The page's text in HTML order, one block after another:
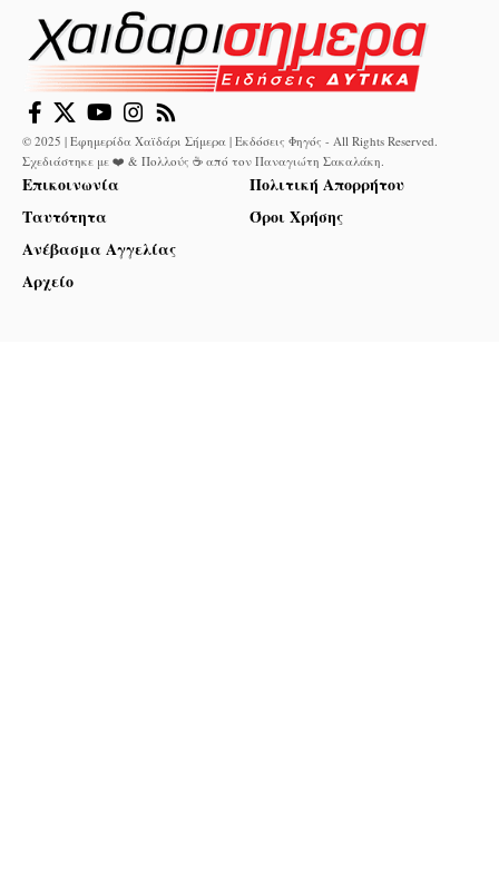
© 2025 | Εφημερίδα Χαϊδάρι Σήμερα | Εκδόσεις Φηγός - All Rights Reserved.
Σχεδιάστηκε με ❤️ & Πολλούς ☕ από τον Παναγιώτη Σακαλάκη.
Επικοινωνία
Ταυτότητα
Ανέβασμα Αγγελίας
Αρχείο
Πολιτική Απορρήτου
Όροι Χρήσης